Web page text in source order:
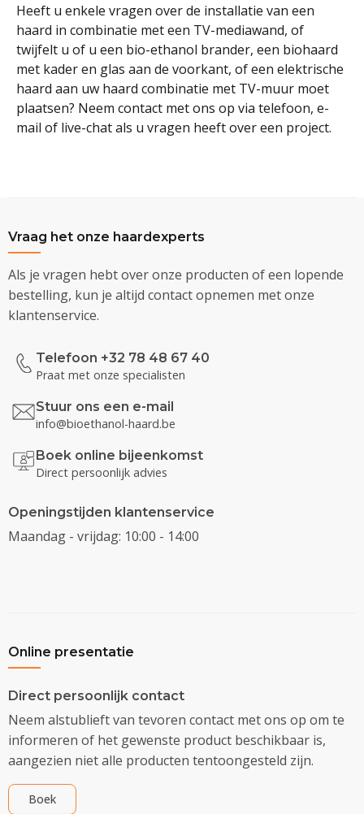
Heeft u enkele vragen over de installatie van een
haard in combinatie met een TV-mediawand, of
twijfelt u of u een bio-ethanol brander, een biohaard
met kader en glas aan de voorkant, of een elektrische
haard aan uw haard combinatie met TV-muur moet
plaatsen? Neem contact met ons op via telefoon, e-
mail of live-chat als u vragen heeft over een project.
Vraag het onze haardexperts
Als je vragen hebt over onze producten of een lopende
bestelling, kun je altijd contact opnemen met onze
klantenservice.
Telefoon +32 78 48 67 40
Praat met onze specialisten
Stuur ons een e-mail
info@bioethanol-haard.be
Boek online bijeenkomst
Direct persoonlijk advies
Openingstijden klantenservice
Maandag - vrijdag: 10:00 - 14:00
Online presentatie
Direct persoonlijk contact
Neem alstublieft van tevoren contact met ons op om te
informeren of het gewenste product beschikbaar is,
aangezien niet alle producten tentoongesteld zijn.
Boek